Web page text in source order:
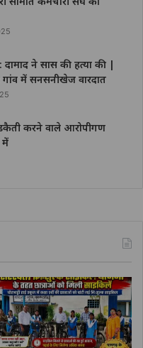
ने सास की हत्या की |
गांव में सनसनीखेज वारदात
डकैती करने वाले आरोपीगण
में